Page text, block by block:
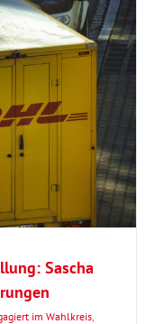
Sascha
im Wahlkreis